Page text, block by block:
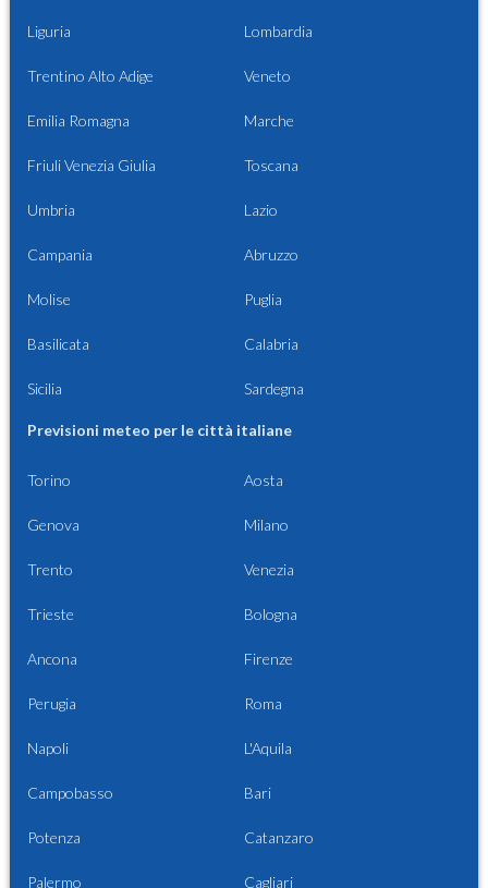
Liguria Lombardia
Trentino Alto Adige Veneto
Emilia Romagna Marche
Friuli Venezia Giulia Toscana
Umbria Lazio
Campania Abruzzo
Molise Puglia
Basilicata Calabria
Sicilia Sardegna
Previsioni meteo per le città italiane
Torino Aosta
Genova Milano
Trento Venezia
Trieste Bologna
Ancona Firenze
Perugia Roma
Napoli L'Aquila
Campobasso Bari
Potenza Catanzaro
Palermo Cagliari